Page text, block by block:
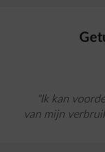
"Ik kan
van mijn